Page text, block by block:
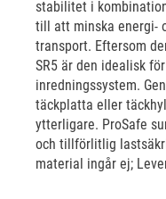
stabilitet i
till att minska energi-
transport. Eftersom
SR5 är den idealisk
inredningssystem.
täckplatta eller
ytterligare. ProSafe
och tillförlitlig
material ingår ej;